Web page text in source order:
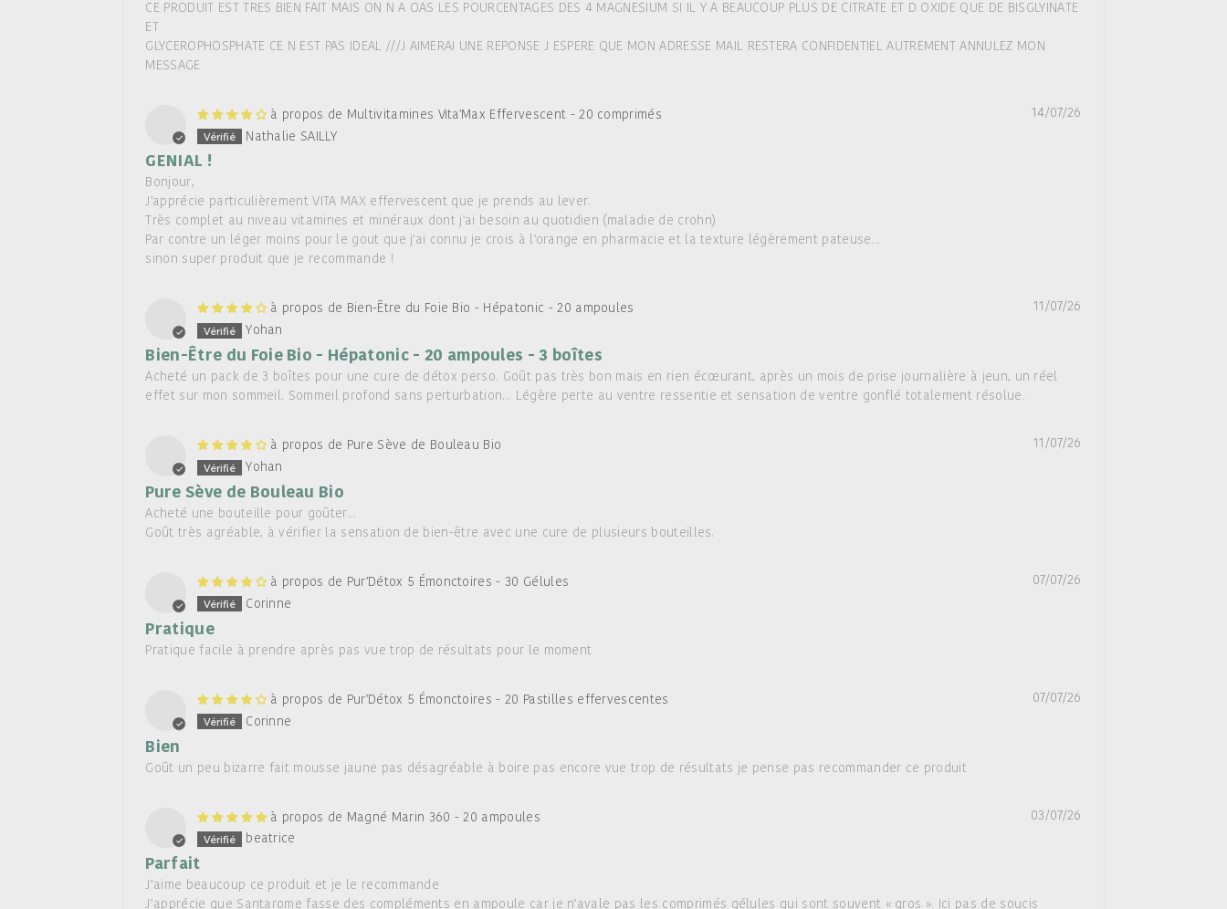
CE PRODUIT EST TRES BIEN FAIT MAIS ON N A OAS LES POURCENTAGES DES 4 MAGNESIUM SI IL Y A BEAUCOUP PLUS DE CITRATE ET D OXIDE QUE DE BISGLYINATE
ET
GLYCEROPHOSPHATE CE N EST PAS IDEAL ///J AIMERAI UNE REPONSE J ESPERE QUE MON ADRESSE MAIL RESTERA CONFIDENTIEL AUTREMENT ANNULEZ MON
MESSAGE
14/07/26
Multivitamines Vita'Max Effervescent - 20 comprimés
Nathalie SAILLY
GENIAL !
Bonjour,
J'apprécie particulièrement VITA MAX effervescent que je prends au lever.
Très complet au niveau vitamines et minéraux dont j'ai besoin au quotidien (maladie de crohn)
Par contre un léger moins pour le gout que j'ai connu je crois à l'orange en pharmacie et la texture légèrement pateuse...
sinon super produit que je recommande !
11/07/26
Bien-Être du Foie Bio - Hépatonic - 20 ampoules
Yohan
Bien-Être du Foie Bio - Hépatonic - 20 ampoules - 3 boîtes
Acheté un pack de 3 boîtes pour une cure de détox perso. Goût pas très bon mais en rien écœurant, après un mois de prise journalière à jeun, un réel
effet sur mon sommeil. Sommeil profond sans perturbation... Légère perte au ventre ressentie et sensation de ventre gonflé totalement résolue.
11/07/26
Pure Sève de Bouleau Bio
Yohan
Pure Sève de Bouleau Bio
Acheté une bouteille pour goûter...
Goût très agréable, à vérifier la sensation de bien-être avec une cure de plusieurs bouteilles.
07/07/26
Pur'Détox 5 Émonctoires - 30 Gélules
Corinne
Pratique
Pratique facile à prendre après pas vue trop de résultats pour le moment
07/07/26
Pur'Détox 5 Émonctoires - 20 Pastilles effervescentes
Corinne
Bien
Goût un peu bizarre fait mousse jaune pas désagréable à boire pas encore vue trop de résultats je pense pas recommander ce produit
03/07/26
Magné Marin 360 - 20 ampoules
beatrice
Parfait
J’aime beaucoup ce produit et je le recommande
J’apprécie que Santarome fasse des compléments en ampoule car je n’avale pas les comprimés gélules qui sont souvent « gros ». Ici pas de soucis